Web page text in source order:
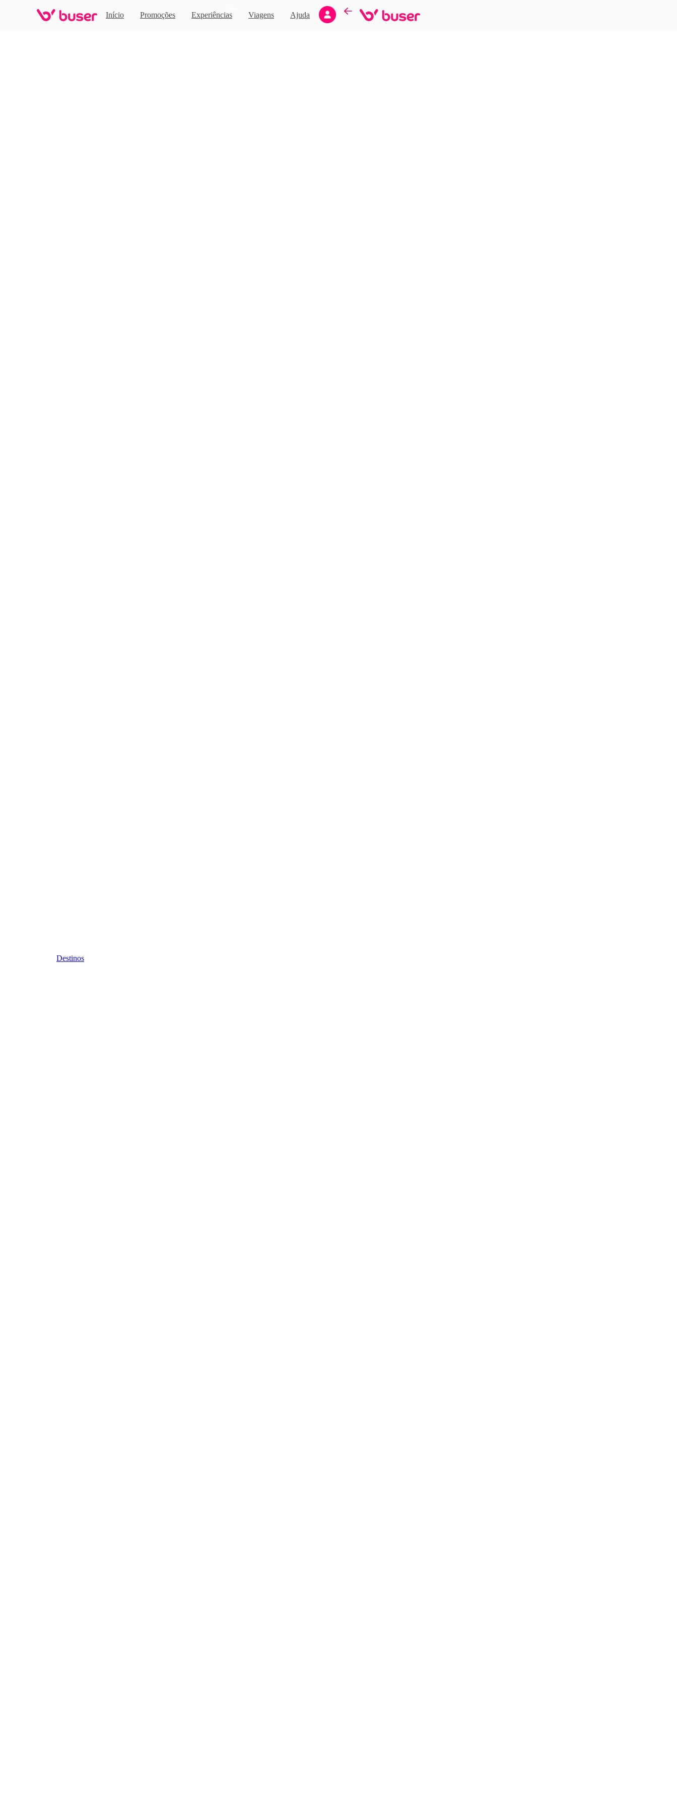
Início Promoções Experiências Viagens Ajuda
Home
Destinos